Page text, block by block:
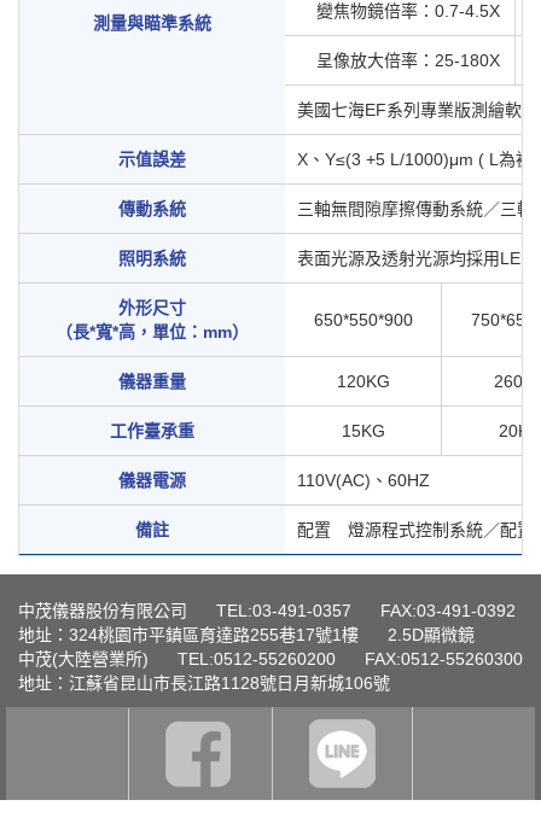
測量與瞄準系統
變焦物鏡倍率：0.7-4.5X
呈像放大倍率：25-180X
美國七海EF系列專業版測繪軟體
示值誤差 X、Y≤(3 +5 L/1000)μm ( L為被
傳動系統 三軸無間隙摩擦傳動系統／三
照明系統 表面光源及透射光源均採用LED
外形尺寸
（長*寬*高，單位：mm）
650*550*900
儀器重量 120KG
工作臺承重 15KG 20KG
儀器電源 110V(AC)、60HZ
備註 配置 燈源程式控制系統／配置
中茂儀器股份有限公司 TEL:03-491-0357
FAX:03-491-0392
地址：324桃園市平鎮區育達路255巷17號1樓
2.5D顯微鏡
中茂(大陸營業所)
TEL:0512-55260200
FAX:0512-55260300
地址：江蘇省昆山市長江路1128號日月新城106號